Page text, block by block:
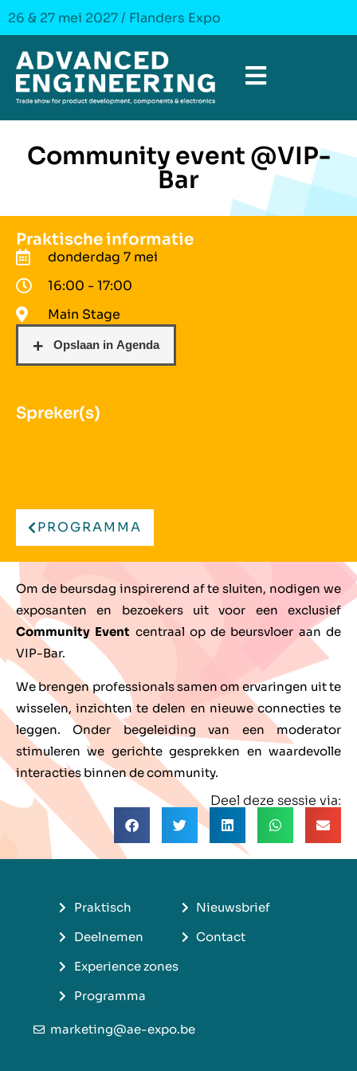
26 & 27 mei 2027 / Flanders Expo
Community event @VIP-
Bar
Praktische informatie
donderdag 7 mei
16:00 - 17:00
Main Stage
Spreker(s)
PROGRAMMA
Om de beursdag inspirerend af te sluiten, nodigen we
exposanten en bezoekers uit voor een exclusief
Community Event centraal op de beursvloer aan de
VIP-Bar.
We brengen professionals samen om ervaringen uit te
wisselen, inzichten te delen en nieuwe connecties te
leggen. Onder begeleiding van een moderator
stimuleren we gerichte gesprekken en waardevolle
interacties binnen de community.
Deel deze sessie via:
Praktisch
Deelnemen
Experience zones
Programma
Nieuwsbrief
Contact
marketing@ae-expo.be